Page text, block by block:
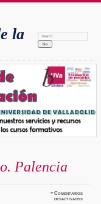
la
Search:
Palencia
≈Comentarios
desactivadosen